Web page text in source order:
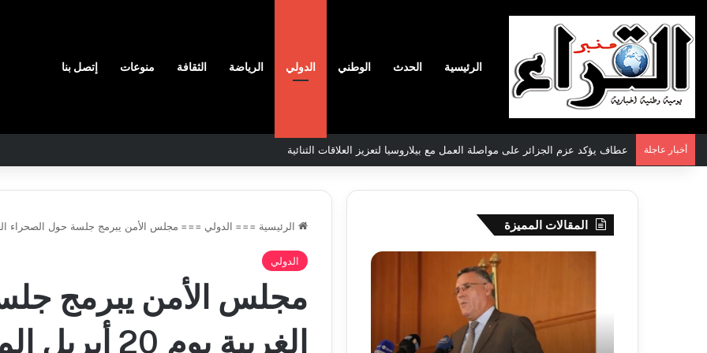
الرئيسية الحدث الوطني الدولي الرياضة الثقافة منوعات إتصل بنا
أخبار عاجلة عطاف يؤكد عزم الجزائر على مواصلة العمل مع بيلاروسيا لتعزيز العلاقات الثنائية
الرئيسية === الدولي === مجلس الأمن يبرمج جلسة حول الصحراء الغربية يوم 20
الدولي
مجلس الأمن يبرمج
الغربية يوم 20 أبريل المقبل
المقالات المميزة
عمل
يؤكد
جاهزية
القطاعات
2026-08-07